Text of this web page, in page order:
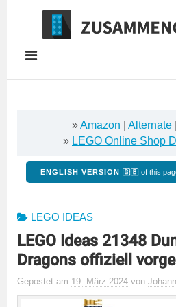
Springe
Inhalt
»Amazon Alternate
» LEGO Online Shop
ENGLISH VERSION 🇬🇧 of this
LEGO IDEAS
LEGO Ideas 21348
Dragons offiziell
Gepostet am 19. März 2024 von